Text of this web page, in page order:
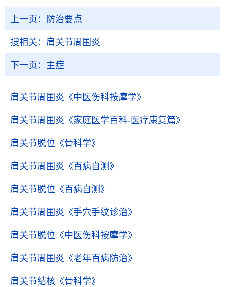
上一页： 防治要点
搜相关： 肩关节周围炎
下一页： 主症
肩关节周围炎 《中医伤科按摩学》
肩关节周围炎 《家庭医学百科-医疗康复篇》
肩关节脱位 《骨科学》
肩关节周围炎 《百病自测》
肩关节脱位 《百病自测》
肩关节周围炎 《手穴手纹诊治》
肩关节脱位 《中医伤科按摩学》
肩关节周围炎 《老年百病防治》
肩关节结核 《骨科学》